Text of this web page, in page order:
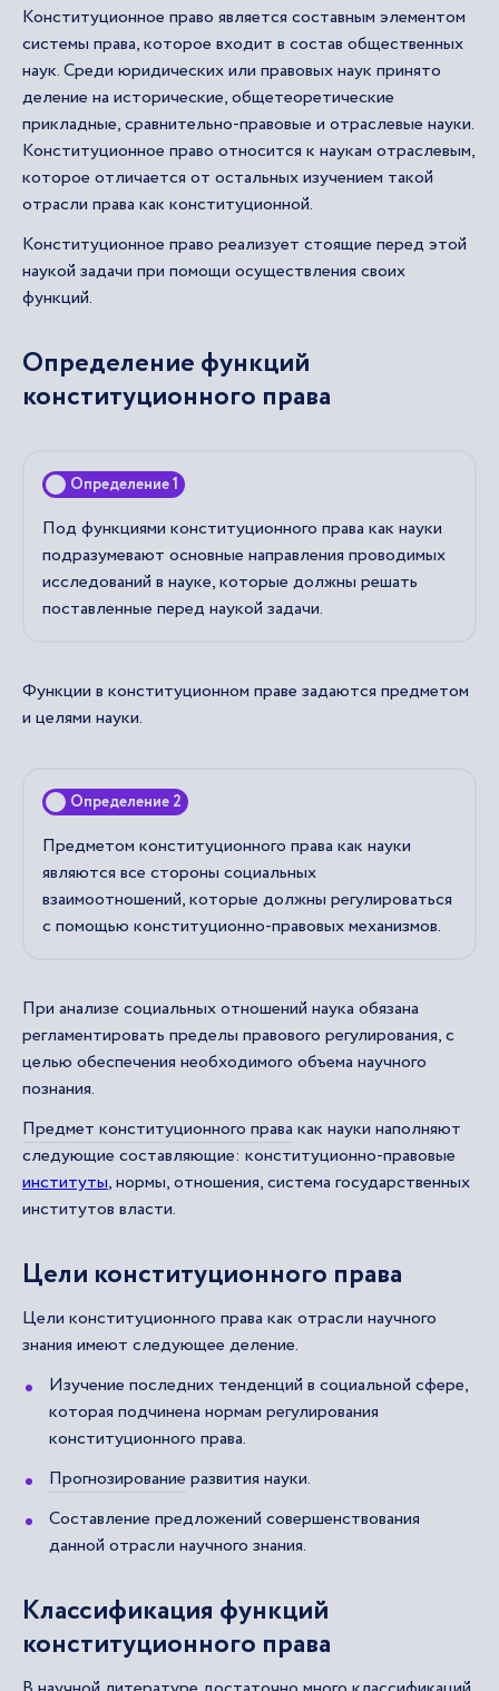
Конституционное право является составным элементом
системы права, которое входит в состав общественных
наук. Среди юридических или правовых наук принято
деление на исторические, общетеоретические
прикладные, сравнительно-правовые и отраслевые науки.
Конституционное право относится к наукам отраслевым,
которое отличается от остальных изучением такой
отрасли права как конституционной.
Конституционное право реализует стоящие перед этой
наукой задачи при помощи осуществления своих
функций.
Определение функций
конституционного права
Определение 1
Под функциями конституционного права как науки
подразумевают основные направления проводимых
исследований в науке, которые должны решать
поставленные перед наукой задачи.
Функции в конституционном праве задаются предметом
и целями науки.
Определение 2
Предметом конституционного права как науки
являются все стороны социальных
взаимоотношений, которые должны регулироваться
с помощью конституционно-правовых механизмов.
При анализе социальных отношений наука обязана
регламентировать пределы правового регулирования, с
целью обеспечения необходимого объема научного
познания.
Предмет конституционного права как науки наполняют
следующие составляющие: конституционно-правовые
институты, нормы, отношения, система государственных
институтов власти.
Цели конституционного права
Цели конституционного права как отрасли научного
знания имеют следующее деление.
Изучение последних тенденций в социальной сфере,
которая подчинена нормам регулирования
конституционного права.
Прогнозирование развития науки.
Составление предложений совершенствования
данной отрасли научного знания.
Классификация функций
конституционного права